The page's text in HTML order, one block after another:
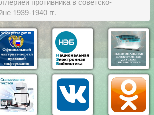
1939-1940 гг.